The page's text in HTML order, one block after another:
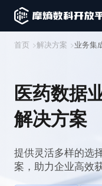
首页 解决方案 业务集
医药数据
解决方案
提供灵活多样的选
案，助力企业高效